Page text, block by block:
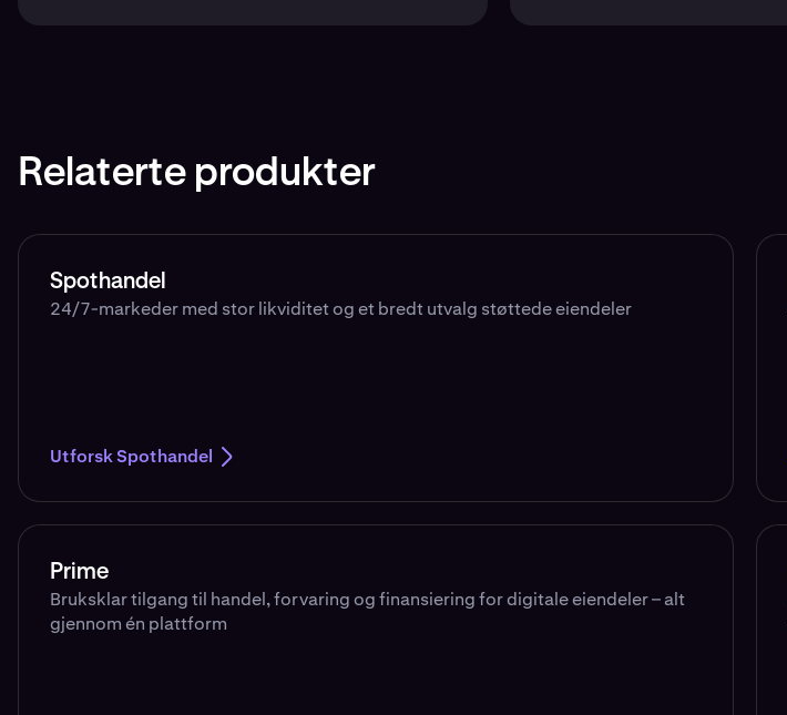
Relaterte produkter
Spothandel
24/7-markeder med stor likviditet og et bredt utvalg støttede eiendeler
Utforsk Spothandel
Prime
Bruksklar tilgang til handel, forvaring og finansiering for digitale eiendeler – alt
gjennom én plattform